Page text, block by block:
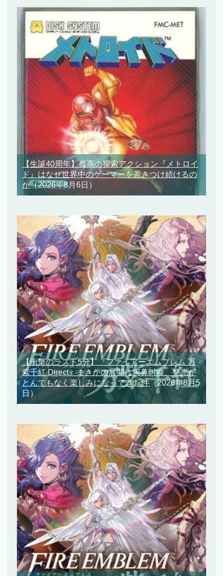
【生誕40周年】孤高の探索アクション『メトロイ
ド』はなぜ世界中のゲーマーを惹きつけ続けるの
か（2026年8月6日）
【衝撃のラスト5分】『ファイアーエムブレム 万
紫千紅 Direct』まさかの展開に阿鼻叫喚、発売が
とんでもなく楽しみになってきた件（2026年8月5
日）